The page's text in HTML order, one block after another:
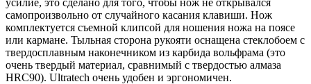
самопроизвольно от случайного касания клавиши. Нож
комплектуется съемной клипсой для ношения ножа на поясе
или кармане. Тыльная сторона рукояти оснащена стеклобоем с
твердосплавным наконечником из карбида вольфрама (это
очень твердый материал, сравнимый с твердостью алмаза
HRC90). Ultratech очень удобен и эргономичен.